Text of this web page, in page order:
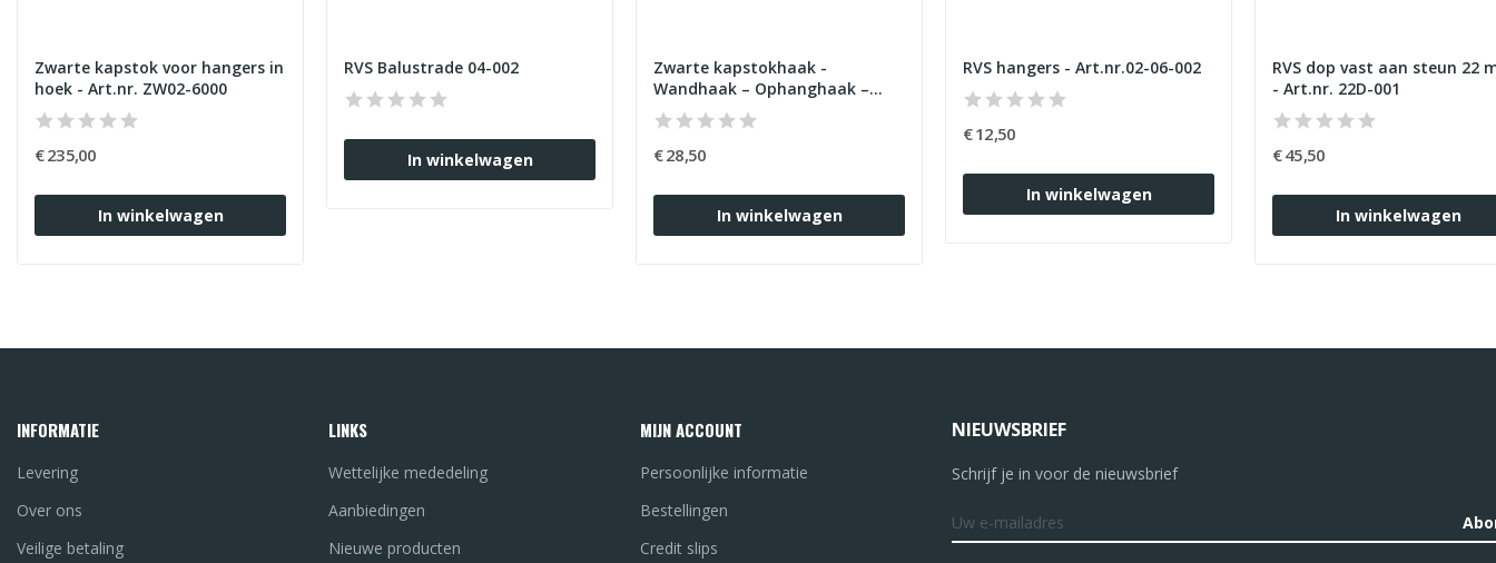
Zwarte kapstok voor hangers in
hoek - Art.nr. ZW02-6000
€ 235,00
In winkelwagen
RVS Balustrade 04-002
In winkelwagen
Zwarte kapstokhaak -
Wandhaak – Ophanghaak –
Muurhaak - Art.nr. ZWW-75
€ 28,50
In winkelwagen
RVS hangers - Art.nr.02-06-002
€ 12,50
In winkelwagen
RVS dop vast aan steun 22
- Art.nr. 22D-001
€ 45,50
In winkelwagen
INFORMATIE
Levering
Over ons
Veilige betaling
LINKS
Wettelijke mededeling
Aanbiedingen
Nieuwe producten
MIJN ACCOUNT
Persoonlijke informatie
Bestellingen
Credit slips
NIEUWSBRIEF
Schrijf je in voor de nieuwsbrief